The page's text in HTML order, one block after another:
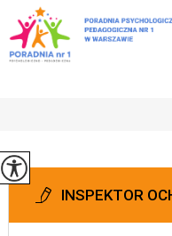
INSPEKTOR